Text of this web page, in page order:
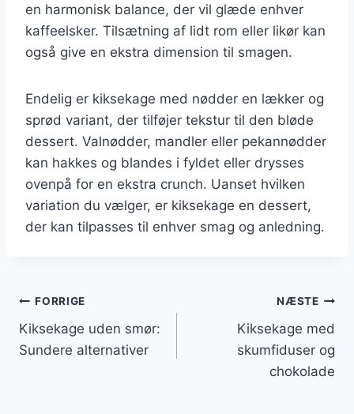
en harmonisk balance, der vil glæde enhver
kaffeelsker. Tilsætning af lidt rom eller likør kan
også give en ekstra dimension til smagen.
Endelig er kiksekage med nødder en lækker og
sprød variant, der tilføjer tekstur til den bløde
dessert. Valnødder, mandler eller pekannødder
kan hakkes og blandes i fyldet eller drysses
ovenpå for en ekstra crunch. Uanset hvilken
variation du vælger, er kiksekage en dessert,
der kan tilpasses til enhver smag og anledning.
Indlægsnavigation
FORRIGE
Kiksekage uden smør:
Sundere alternativer
NÆSTE
Kiksekage med
skumfiduser og
chokolade